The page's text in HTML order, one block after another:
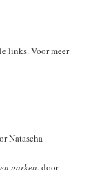
links. Voor meer
Natascha
parken, door